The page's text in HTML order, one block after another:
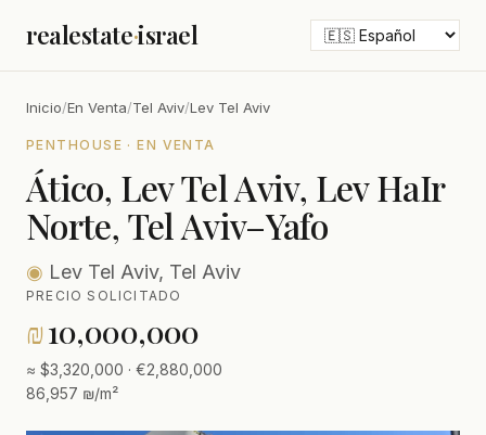
realestate·israel
Inicio/En Venta/Tel Aviv/Lev Tel Aviv
PENTHOUSE · EN VENTA
Ático, Lev Tel Aviv, Lev HaIr
Norte, Tel Aviv–Yafo
◉ Lev Tel Aviv, Tel Aviv
PRECIO SOLICITADO
₪10,000,000
≈ $3,320,000 · €2,880,000
86,957 ₪/m²